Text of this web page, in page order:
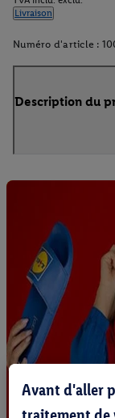
Livraison
Numéro d'article :
Description du
Avant d'aller